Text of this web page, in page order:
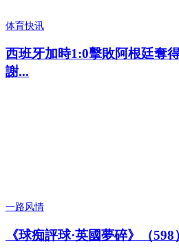
体育快讯
西班牙加時1:0擊敗阿根廷奪
謝...
一路风情
《球痴評球·英國夢碎》（598